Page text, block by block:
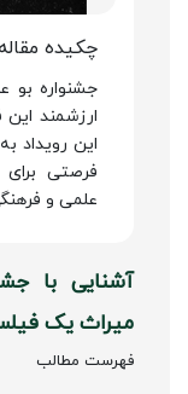
چکیده
جشنواره بو
ارزشمند
این رویداد
فرصتی
علمی و
آشنایی با
میراث یک
فهرست مطالب